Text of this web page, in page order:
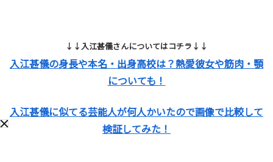
↓↓入江甚儀さんについてはコチラ↓↓
入江甚儀の身長や本名・出身高校は？熱愛彼女や筋肉・顎
についても！
入江甚儀に似てる芸能人が何人かいたので画像で比較して
検証してみた！